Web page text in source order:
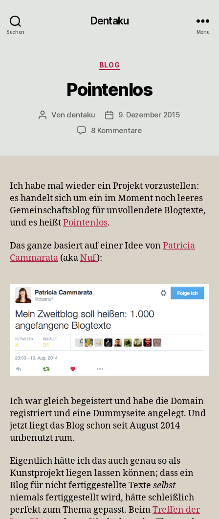
Suchen
Dentaku
Menü
Kategorien
BLOG
Pointenlos
Beitragsautor
Von dentaku Veröffentlichungsdatum
9. Dezember 2015
8 Kommentarezu
Ich habe mal wieder ein Projekt vorzustellen:
es handelt sich um ein im Moment noch leeres
Gemeinschaftsblog für unvollendete Blogtexte,
und es heißtPointenlos.
Das ganze basiert auf einer Idee von Patricia
Cammarata (akaNuf):
Ich war gleich begeistert und habe die Domain
registriert und eine Dummyseite angelegt. Und
jetzt liegt das Blog schon seit August 2014
unbenutzt rum.
Eigentlich hätte ich das auch genau so als
Kunstprojekt liegen lassen können; dass ein
Blog für nicht fertiggestellte Texte selbst
niemals fertiggestellt wird, hätte schleißlich
perfekt zum Thema gepasst. BeimTreffen der